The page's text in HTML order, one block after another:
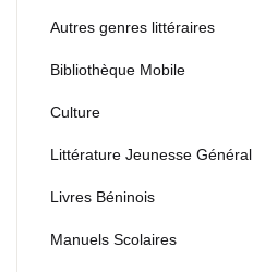
Autres genres littéraires
Bibliothèque Mobile
Culture
Littérature Jeunesse Général
Livres Béninois
Manuels Scolaires